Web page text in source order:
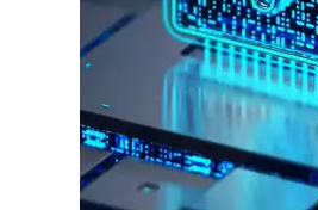
गुरुग्राम साइबर पुलिस ने बीते छह महीने में 18 बैंक
इन लोगों ने लालच में आकर बैंक खाते खोलकर
हर खाते के बदले मिलते थे